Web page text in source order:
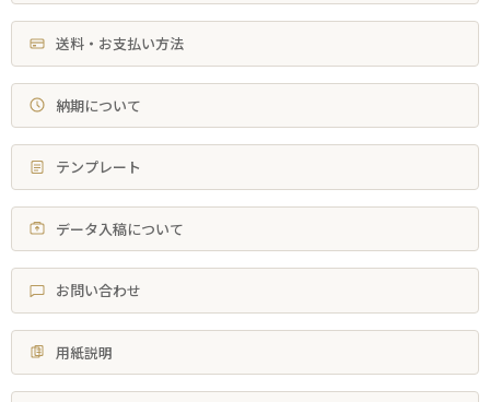
送料・お支払い方法
納期について
テンプレート
データ入稿について
お問い合わせ
用紙説明